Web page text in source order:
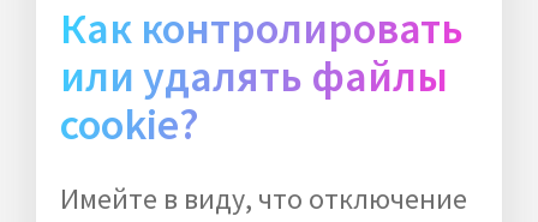
Как контролировать
или удалять файлы
cookie?
Имейте в виду, что отключение